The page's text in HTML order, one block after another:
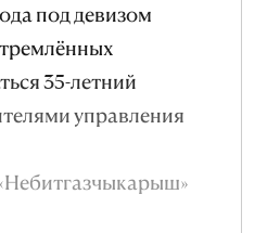
под девизом
35-летний
управления